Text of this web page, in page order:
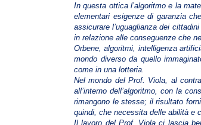
In questa ottica l’algoritmo e la
elementari esigenze di garanzia
assicurare l’uguaglianza dei
in relazione alle conseguenze che
Orbene, algoritmi, intelligenza
mondo diverso da quello
come in una lotteria.
Nel mondo del Prof. Viola, al
all’interno dell’algoritmo, con la
rimangono le stesse; il risultato
quindi, che necessita delle abilità e
Il lavoro del Prof. Viola ci lascia